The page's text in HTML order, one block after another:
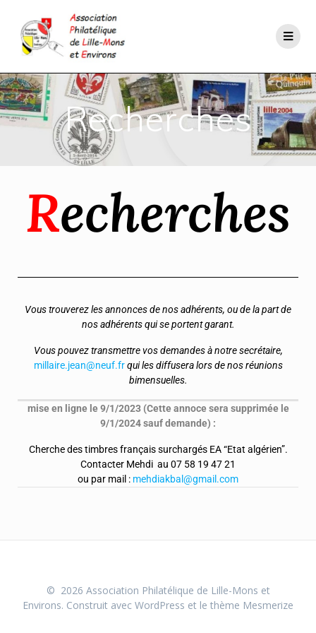
Recherches
Recherches
Vous trouverez les annonces de nos adhérents, ou de la part de
nos adhérents qui se portent garant.
Vous pouvez transmettre vos demandes à notre secrétaire,
millaire.jean@neuf.frqui les diffusera lors de nos réunions
bimensuelles.
mise en ligne le 9/1/2023 (Cette annoce sera supprimée le
9/1/2024 sauf demande) :
Cherche des timbres français surchargés EA “Etat algérien”.
Contacter Mehdi au 07 58 19 47 21
ou par mail : mehdiakbal@gmail.com
© 2026 Association Philatélique de Lille-Mons et
Environs. Construit avec WordPress et le thème Mesmerize